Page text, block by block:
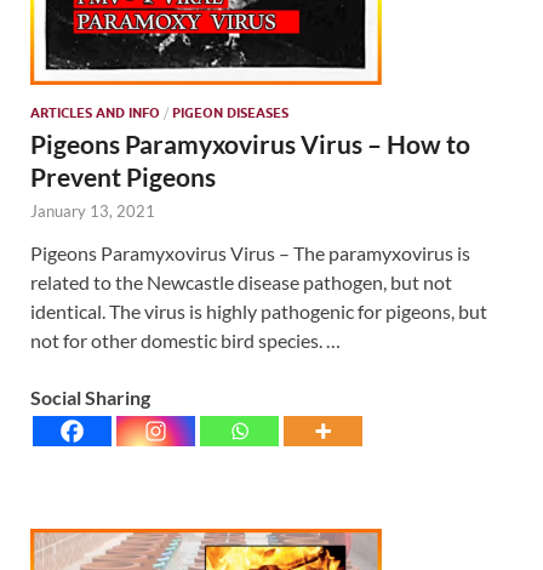
ARTICLES AND INFO / PIGEON DISEASES
Pigeons Paramyxovirus Virus – How to
Prevent Pigeons
January 13, 2021
Pigeons Paramyxovirus Virus – The paramyxovirus is
related to the Newcastle disease pathogen, but not
identical. The virus is highly pathogenic for pigeons, but
not for other domestic bird species. …
Social Sharing